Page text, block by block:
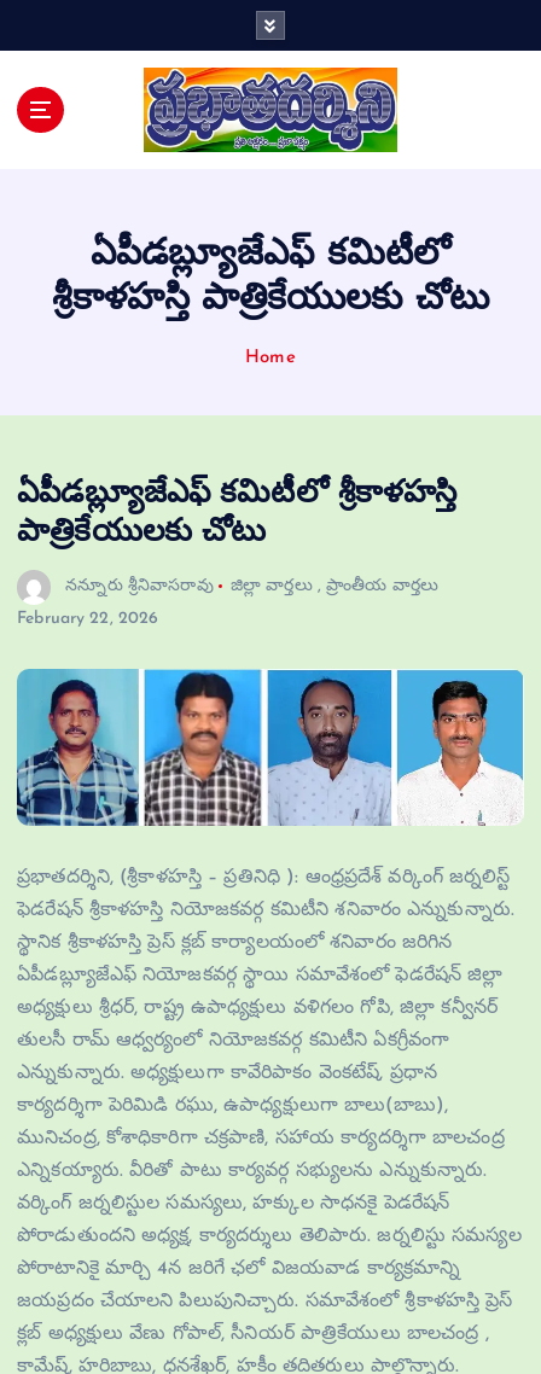
ఏపీడబ్ల్యూజేఎఫ్ కమిటీలో
శ్రీకాళహస్తి పాత్రికేయులకు చోటు
Home
ఏపీడబ్ల్యూజేఎఫ్ కమిటీలో శ్రీకాళహస్తి
పాత్రికేయులకు చోటు
నన్నూరు శ్రీనివాసరావు జిల్లా వార్తలు,ప్రాంతీయ వార్తలు
February 22, 2026
ప్రభాతదర్శిని, (శ్రీకాళహస్తి – ప్రతినిధి ): ఆంధ్రప్రదేశ్ వర్కింగ్ జర్నలిస్ట్
ఫెడరేషన్ శ్రీకాళహస్తి నియోజకవర్గ కమిటీని శనివారం ఎన్నుకున్నారు.
స్థానిక శ్రీకాళహస్తి ప్రెస్ క్లబ్ కార్యాలయంలో శనివారం జరిగిన
ఏపీడబ్ల్యూజేఎఫ్ నియోజకవర్గ స్థాయి సమావేశంలో ఫెడరేషన్ జిల్లా
అధ్యక్షులు శ్రీధర్, రాష్ట్ర ఉపాధ్యక్షులు వళిగలం గోపి, జిల్లా కన్వీనర్
తులసీ రామ్ ఆధ్వర్యంలో నియోజకవర్గ కమిటీని ఏకగ్రీవంగా
ఎన్నుకున్నారు. అధ్యక్షులుగా కావేరిపాకం వెంకటేష్, ప్రధాన
కార్యదర్శిగా పెరిమిడి రఘు, ఉపాధ్యక్షులుగా బాలు(బాబు),
మునిచంద్ర, కోశాధికారిగా చక్రపాణి, సహాయ కార్యదర్శిగా బాలచంద్ర
ఎన్నికయ్యారు. వీరితో పాటు కార్యవర్గ సభ్యులను ఎన్నుకున్నారు.
వర్కింగ్ జర్నలిస్టుల సమస్యలు, హక్కుల సాధనకై పెడరేషన్
పోరాడుతుందని అధ్యక్ష, కార్యదర్శులు తెలిపారు. జర్నలిస్టు సమస్యల
పోరాటానికై మార్చి 4న జరిగే ఛలో విజయవాడ కార్యక్రమాన్ని
జయప్రదం చేయాలని పిలుపునిచ్చారు. సమావేశంలో శ్రీకాళహస్తి ప్రెస్
క్లబ్ అధ్యక్షులు వేణు గోపాల్, సీనియర్ పాత్రికేయులు బాలచంద్ర ,
కామేష్, హరిబాబు, ధనశేఖర్, హకీం తదితరులు పాల్గొన్నారు.